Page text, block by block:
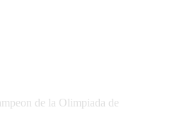
de la Olimpiada de